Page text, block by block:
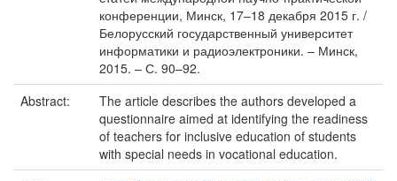
конференции, Минск, 17–18 декабря 2015 г. /
Белорусский государственный университет
информатики и радиоэлектроники. – Минск,
2015. – С. 90–92.
Abstract:
The article describes the authors developed a
questionnaire aimed at identifying the readiness
of teachers for inclusive education of students
with special needs in vocational education.